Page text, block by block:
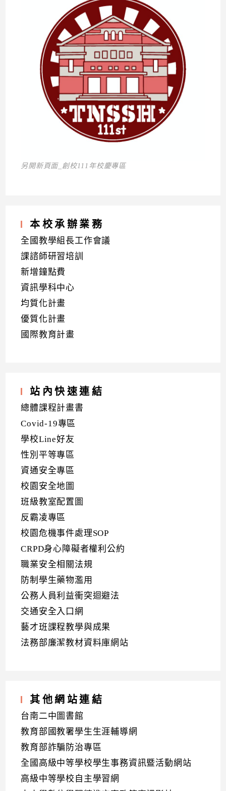
另開新頁面_創校111年校慶專區
本校承辦業務
全國教學組長工作會議
課諮師研習培訓
新增鐘點費
資訊學科中心
均質化計畫
優質化計畫
國際教育計畫
站內快速連結
總體課程計畫書
Covid-19專區
學校Line好友
性別平等專區
資通安全專區
校園安全地圖
班級教室配置圖
反霸凌專區
校園危機事件處理SOP
CRPD身心障礙者權利公約
職業安全相關法規
防制學生藥物濫用
公務人員利益衝突迴避法
交通安全入口網
藝才班課程教學與成果
法務部廉潔教材資料庫網站
其他網站連結
台南二中圖書館
教育部國教署學生生涯輔導網
教育部詐騙防治專區
全國高級中等學校學生事務資訊暨活動網站
高級中等學校自主學習網